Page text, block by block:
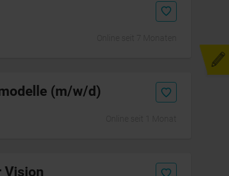
(m/w/d)
Vision
Initiativbewerbung